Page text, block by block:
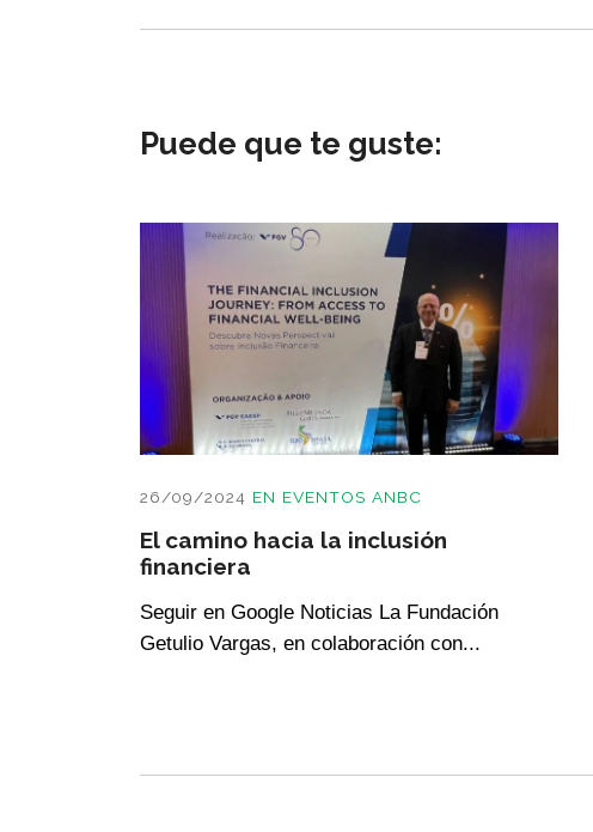
Puede que te guste:
26/09/2024 EN EVENTOS ANBC
El camino hacia la inclusión
financiera
Seguir en Google Noticias La Fundación
Getulio Vargas, en colaboración con...